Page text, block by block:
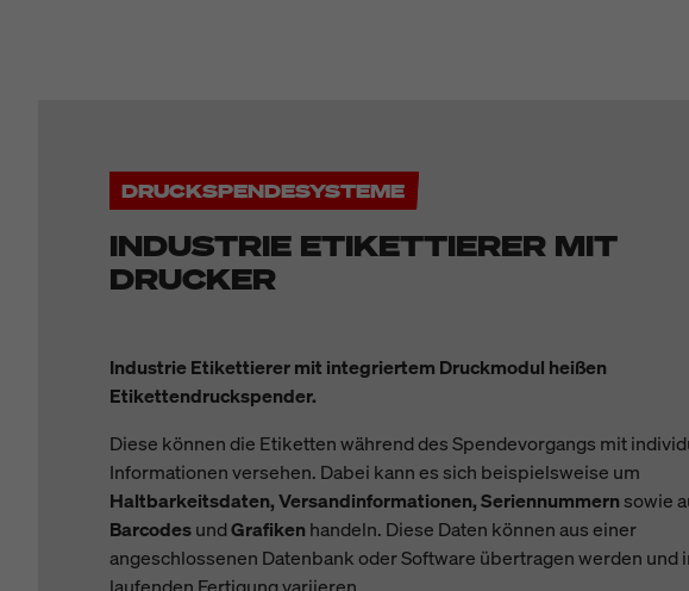
DRUCKSPENDESYSTEME
INDUSTRIE ETIKETTIERER MIT
DRUCKER
Industrie Etikettierer mit integriertem Druckmodul heißen
Etikettendruckspender.
Diese können die Etiketten während des Spendevorgangs mit
Informationen versehen. Dabei kann es sich beispielsweise um
Haltbarkeitsdaten, Versandinformationen, Seriennummernsowie
BarcodesundGrafiken handeln. Diese Daten können aus einer
angeschlossenen Datenbank oder Software übertragen werden und